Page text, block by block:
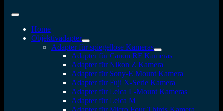
Home
Objektivadapter
Adapter für spiegellose Kameras
Adapter für Canon RF Kameras
Adapter für Nikon Z Kamera
Adapter für Sony-E Mount Kamera
Adapter für Fuji X-Serie Kamera
Adapter für Leica L-Mount Kameras
Adapter für Leica M
Adapter für Micro Four Thirds Kamera